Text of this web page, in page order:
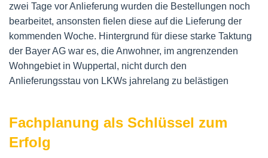
zwei Tage vor Anlieferung wurden die Bestellungen noch
bearbeitet, ansonsten fielen diese auf die Lieferung der
kommenden Woche. Hintergrund für diese starke Taktung
der Bayer AG war es, die Anwohner, im angrenzenden
Wohngebiet in Wuppertal, nicht durch den
Anlieferungsstau von LKWs jahrelang zu belästigen
Fachplanung als Schlüssel zum
Erfolg